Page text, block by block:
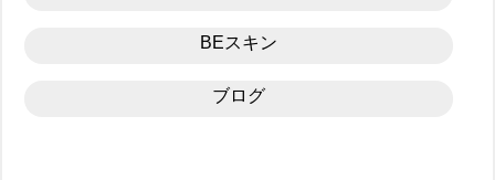
BEスキン
ブログ